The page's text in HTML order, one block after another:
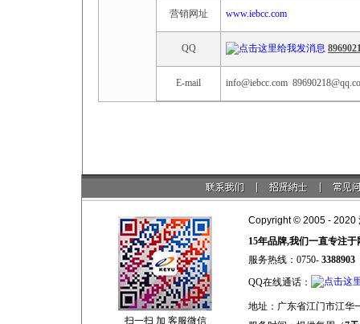
营销网址 www.iebcc.com
QQ
E-mail info@iebcc.com
扫一扫 加 客服微信
Copyright © 2005 - 2020
15年品牌,我们一直专注
服务热线：0750- 3388903
QQ在线通话：
地址：广东省江门市江华